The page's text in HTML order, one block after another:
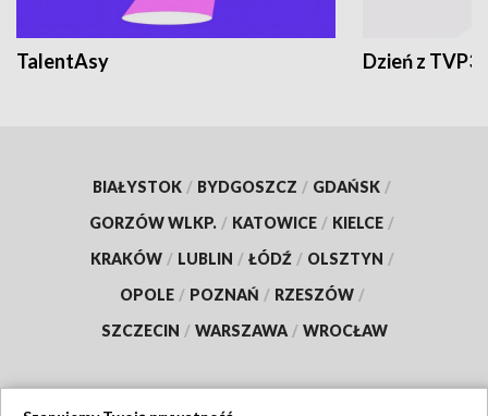
TalentAsy Dzień z TVP3
BIAŁYSTOK / BYDGOSZCZ / GDAŃSK /
GORZÓW WLKP. / KATOWICE / KIELCE /
KRAKÓW / LUBLIN / ŁÓDŹ / OLSZTYN /
OPOLE / POZNAŃ / RZESZÓW /
SZCZECIN / WARSZAWA / WROCŁAW